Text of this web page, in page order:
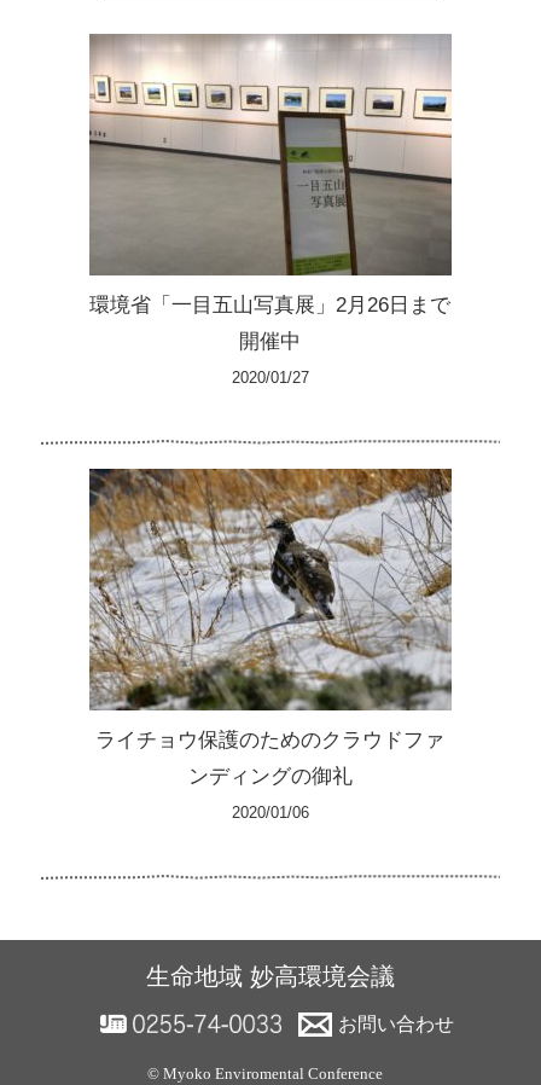
環境省「一目五山写真展」2月26日まで
開催中
2020/01/27
ライチョウ保護のためのクラウドファ
ンディングの御礼
2020/01/06
生命地域 妙高環境会議
お問い合わせ
© Myoko Enviromental Conference